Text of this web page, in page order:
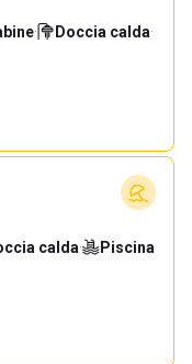
· Doccia calda·
calda·
Piscina